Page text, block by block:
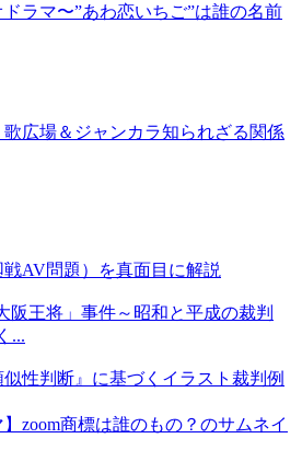
ドラマ〜”あわ恋いちご”は誰の名前
歌広場＆ジャンカラ知られざる関係
AV問題）を真面目に解説
阪王将」事件～昭和と平成の裁判
...
性判断』に基づくイラスト裁判例